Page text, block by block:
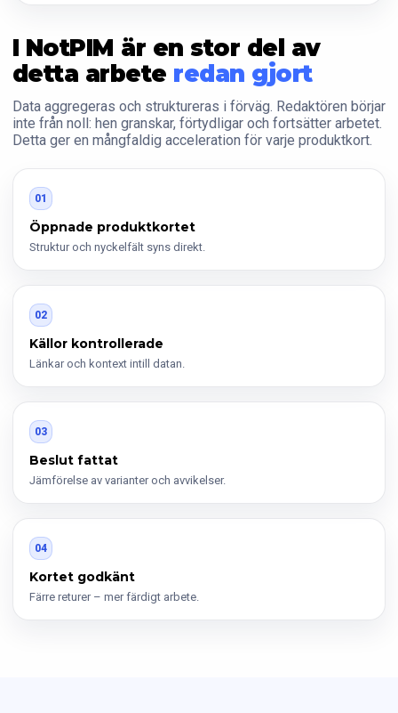
I NotPIM är en stor del av
detta arbete redan gjort
Data aggregeras och struktureras i förväg. Redaktören börjar
inte från noll: hen granskar, förtydligar och fortsätter arbetet.
Detta ger en mångfaldig acceleration för varje produktkort.
01
Öppnade produktkortet
Struktur och nyckelfält syns direkt.
02
Källor kontrollerade
Länkar och kontext intill datan.
03
Beslut fattat
Jämförelse av varianter och avvikelser.
04
Kortet godkänt
Färre returer – mer färdigt arbete.